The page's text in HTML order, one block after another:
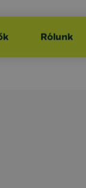
Rólunk